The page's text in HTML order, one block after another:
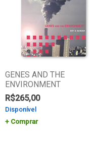
GENES AND THE
ENVIRONMENT
R$265,00
Disponível
Comprar